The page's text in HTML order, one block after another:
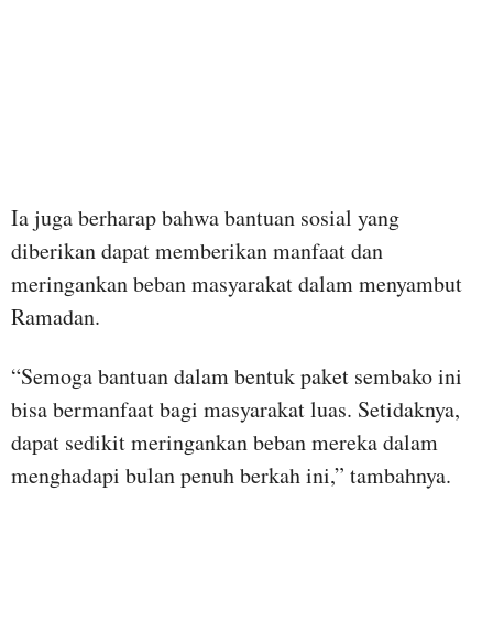
Ia juga berharap bahwa bantuan sosial yang
diberikan dapat memberikan manfaat dan
meringankan beban masyarakat dalam menyambut
Ramadan.
“Semoga bantuan dalam bentuk paket sembako ini
bisa bermanfaat bagi masyarakat luas. Setidaknya,
dapat sedikit meringankan beban mereka dalam
menghadapi bulan penuh berkah ini,” tambahnya.